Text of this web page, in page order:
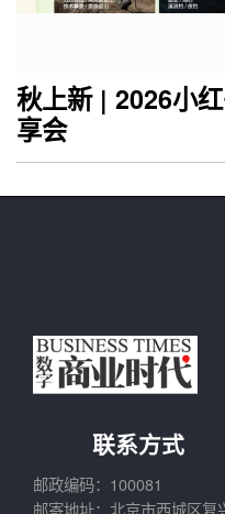
秋上新 | 2026小
享会
联系方式
邮政编码：100081